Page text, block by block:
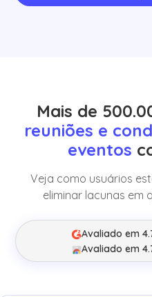
Mais de
reuniões e
eventos
Veja como usuários
eliminar lacunas em
Avaliado em
Avaliado em